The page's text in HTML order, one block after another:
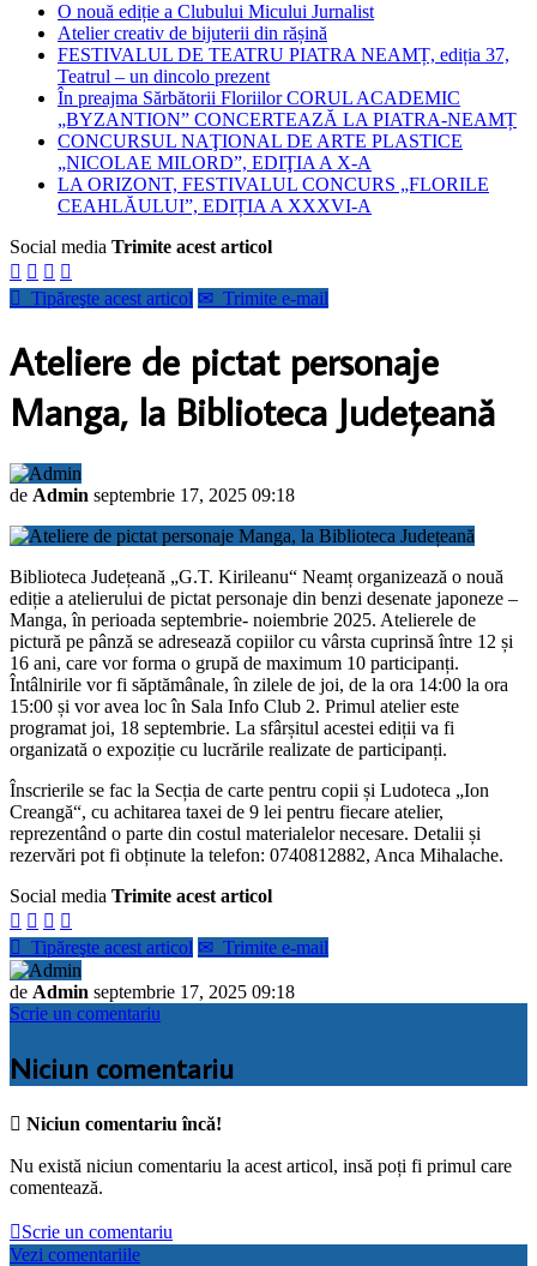
O nouă ediție a Clubului Micului Jurnalist
Atelier creativ de bijuterii din rășină
FESTIVALUL DE TEATRU PIATRA NEAMȚ, ediția 37,
Teatrul – un dincolo prezent
În preajma Sărbătorii Floriilor CORUL ACADEMIC
„BYZANTION” CONCERTEAZĂ LA PIATRA-NEAMȚ
CONCURSUL NAŢIONAL DE ARTE PLASTICE
„NICOLAE MILORD”, EDIŢIA A X-A
LA ORIZONT, FESTIVALUL CONCURS „FLORILE
CEAHLĂULUI”, EDIȚIA A XXXVI-A
Social media Trimite acest articol
   

Tipăreşte acest articol ✉ Trimite e-mail
Ateliere de pictat personaje
Manga, la Biblioteca Județeană
de Admin septembrie 17, 2025 09:18
Biblioteca Județeană „G.T. Kirileanu“ Neamț organizează o nouă
ediție a atelierului de pictat personaje din benzi desenate japoneze –
Manga, în perioada septembrie- noiembrie 2025. Atelierele de
pictură pe pânză se adresează copiilor cu vârsta cuprinsă între 12 și
16 ani, care vor forma o grupă de maximum 10 participanți.
Întâlnirile vor fi săptămânale, în zilele de joi, de la ora 14:00 la ora
15:00 și vor avea loc în Sala Info Club 2. Primul atelier este
programat joi, 18 septembrie. La sfârșitul acestei ediții va fi
organizată o expoziție cu lucrările realizate de participanți.
Înscrierile se fac la Secția de carte pentru copii și Ludoteca „Ion
Creangă“, cu achitarea taxei de 9 lei pentru fiecare atelier,
reprezentând o parte din costul materialelor necesare. Detalii și
rezervări pot fi obținute la telefon: 0740812882, Anca Mihalache.
Social media Trimite acest articol
   

Tipăreşte acest articol ✉ Trimite e-mail
de Admin septembrie 17, 2025 09:18
Scrie un comentariu
Niciun comentariu
 Niciun comentariu încă!
Nu există niciun comentariu la acest articol, insă poți fi primul care
comentează.
Scrie un comentariu
Vezi comentariile